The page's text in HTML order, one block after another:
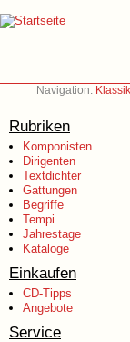
Navigation:
Rubriken
Komponisten
Dirigenten
Textdichter
Gattungen
Begriffe
Tempi
Jahrestage
Kataloge
Einkaufen
CD-Tipps
Angebote
Service